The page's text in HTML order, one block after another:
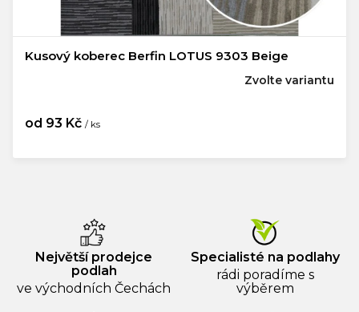
Kusový koberec Berfin LOTUS 9303 Beige
od 93 Kč / ks
Zvolte variantu
Největší prodejce
podlah
ve východních Čechách
Specialisté na podlahy
rádi poradíme s
výběrem